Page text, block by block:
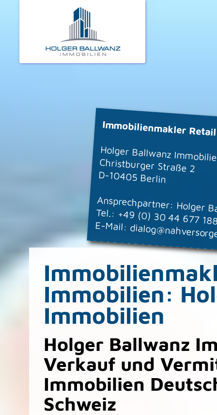
Immobilienmakler
Holger Ballwanz
Christburger Straße 2
D-10405 Berlin
Ansprechpartner: Holger
Tel.: +49 (0) 30 44 677
E-Mail:
Immobilien:
Immobilien
Holger Ballwanz
Verkauf und
Immobilien
Schweiz